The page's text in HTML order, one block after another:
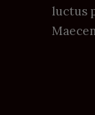
luctus